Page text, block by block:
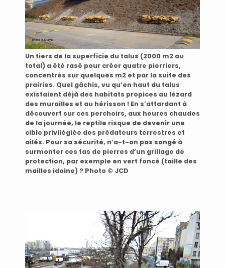
Un tiers de la superficie du talus (2000 m2 au
total) a été rasé pour créer quatre pierriers,
concentrés sur quelques m2 et par la suite des
prairies. Quel gâchis, vu qu’en haut du talus
existaient déjà des habitats propices au lézard
des murailles et au hérisson ! En s’attardant à
découvert sur ces perchoirs, aux heures chaudes
de la journée, le reptile risque de devenir une
cible privilégiée des prédateurs terrestres et
ailés. Pour sa sécurité, n’a-t-on pas songé à
surmonter ces tas de pierres d’un grillage de
protection, par exemple en vert foncé (taille des
mailles idoine) ? Photo © JCD